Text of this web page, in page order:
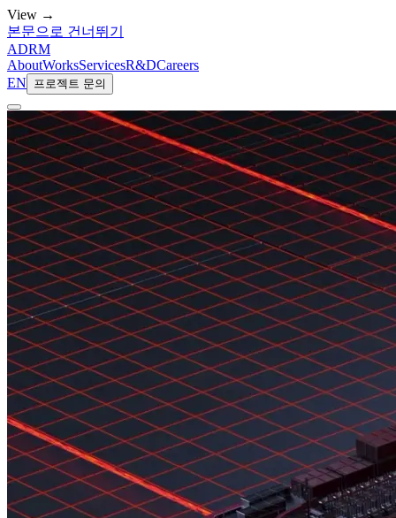
View →
본문으로 건너뛰기
ADRM
AboutWorksServicesR&DCareers
EN
프로젝트 문의